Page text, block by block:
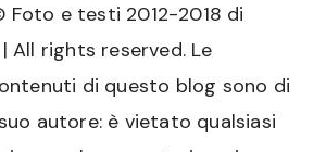
Foto e testi 2012-2018 di
All rights reserved. Le
di questo blog sono di
autore: è vietato qualsiasi